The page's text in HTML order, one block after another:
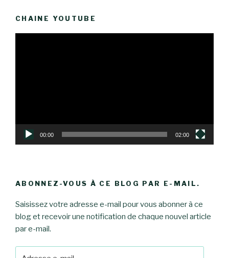
CHAINE YOUTUBE
00:00 02:00
ABONNEZ-VOUS À CE BLOG PAR E-MAIL.
Saisissez votre adresse e-mail pour vous abonner à ce
blog et recevoir une notification de chaque nouvel article
par e-mail.